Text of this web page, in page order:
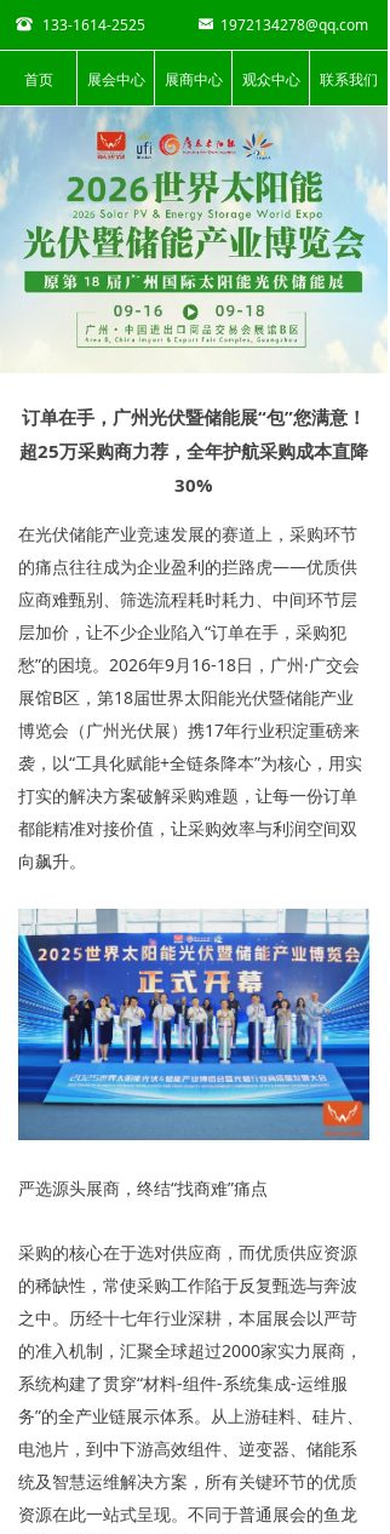
뀰 낂 1972134278@qq.com
133-1614-2525
首页 展会中心 展商中心 观众中心 联系我们
订单在手，广州光伏暨储能展“包”您满意！
超25万采购商力荐，全年护航采购成本直降
30%
在光伏储能产业竞速发展的赛道上，采购环节
的痛点往往成为企业盈利的拦路虎——优质供
应商难甄别、筛选流程耗时耗力、中间环节层
层加价，让不少企业陷入“订单在手，采购犯
愁”的困境。2026年9月16-18日，广州·广交会
展馆B区，第18届世界太阳能光伏暨储能产业
博览会（广州光伏展）携17年行业积淀重磅来
袭，以“工具化赋能+全链条降本”为核心，用实
打实的解决方案破解采购难题，让每一份订单
都能精准对接价值，让采购效率与利润空间双
向飙升。
严选源头展商，终结“找商难”痛点
采购的核心在于选对供应商，而优质供应资源
的稀缺性，常使采购工作陷于反复甄选与奔波
之中。历经十七年行业深耕，本届展会以严苛
的准入机制，汇聚全球超过2000家实力展商，
系统构建了贯穿“材料-组件-系统集成-运维服
务”的全产业链展示体系。从上游硅料、硅片、
电池片，到中下游高效组件、逆变器、储能系
统及智慧运维解决方案，所有关键环节的优质
资源在此一站式呈现。不同于普通展会的鱼龙